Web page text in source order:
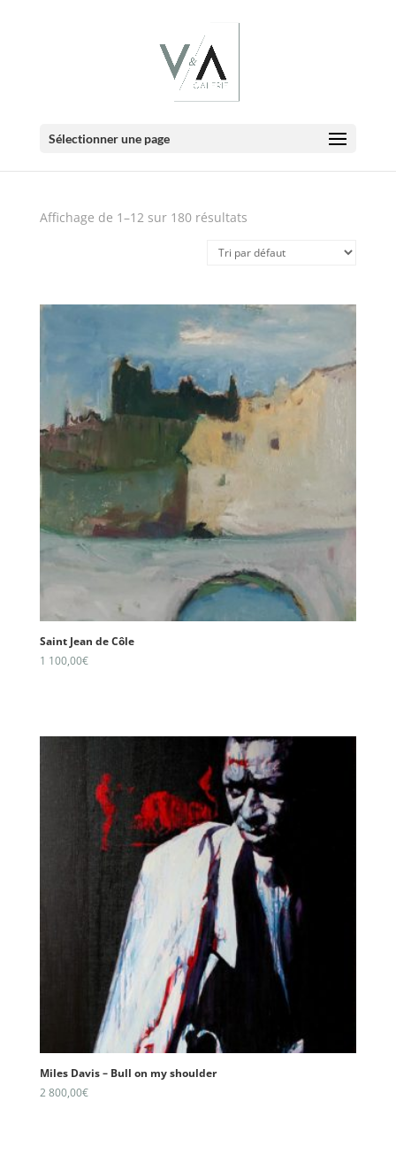
Sélectionner une page
E-Boutique
Affichage de 1–12 sur 180 résultats
Saint Jean de Côle
1 100,00€
Miles Davis – Bull on my shoulder
2 800,00€